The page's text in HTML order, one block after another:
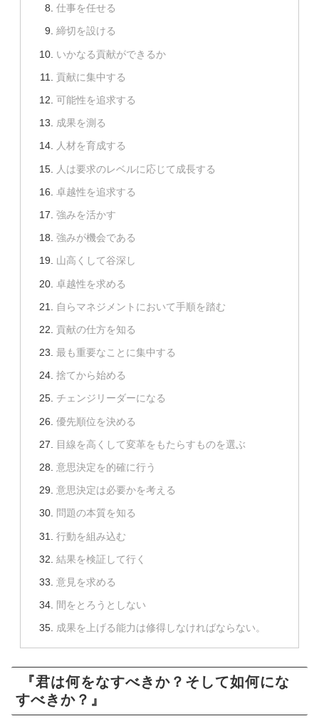
仕事を任せる
締切を設ける
いかなる貢献ができるか
貢献に集中する
可能性を追求する
成果を測る
人材を育成する
人は要求のレベルに応じて成長する
卓越性を追求する
強みを活かす
強みが機会である
山高くして谷深し
卓越性を求める
自らマネジメントにおいて手順を踏む
貢献の仕方を知る
最も重要なことに集中する
捨てから始める
チェンジリーダーになる
優先順位を決める
目線を高くして変革をもたらすものを選ぶ
意思決定を的確に行う
意思決定は必要かを考える
問題の本質を知る
行動を組み込む
結果を検証して行く
意見を求める
間をとろうとしない
成果を上げる能力は修得しなければならない。
『君は何をなすべきか？そして如何にな
すべきか？』